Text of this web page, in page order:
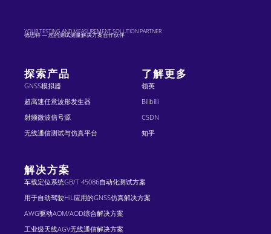
德思特 — 您的测试测量解决方案合作伙伴
YOUR TESTING AND MEASUREMENT SOLUTION PARTNER
探索产品
GNSS模拟器
超高速任意波形发生器
射频微波信号源
无线通信测试与仿真平台
了解更多
领英
Bilibilli
CSDN
知乎
解决方案
车载定位系统GB/T 45086自动化测试方案
用于自动驾驶HiL应用的GNSS仿真解决方案
AWG驱动AOM/AOD综合解决方案
工业级天线AGV无线通信解决方案